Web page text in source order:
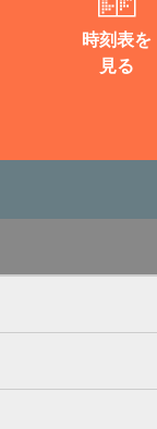
時刻表を
見る